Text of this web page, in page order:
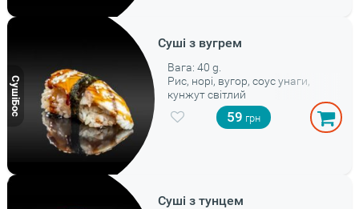
Суші з вугрем
Вага: 40 g.
Рис, норі, вугор, соус унаги,
кунжут світлий
59
Суші з тунцем